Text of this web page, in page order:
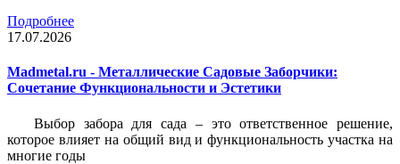
Подробнее
17.07.2026
Madmetal.ru - Металлические Садовые Заборчики:
Сочетание Функциональности и Эстетики
Выбор забора для сада – это ответственное решение,
которое влияет на общий вид и функциональность участка на
многие годы